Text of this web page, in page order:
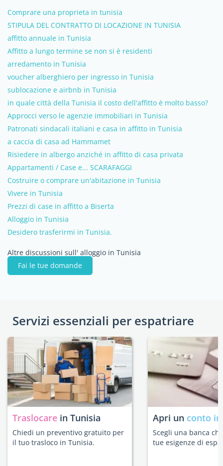
Comprare una proprieta in tunisia
STIPULA DEL CONTRATTO DI LOCAZIONE IN TUNISIA
affitto annuale in Tunisia
Affitto a lungo termine se non si è residenti
arredamento in Tunisia
voucher alberghiero per ingresso in Tunisia
sublocazione e airbnb in Tunisia
in quale città della Tunisia il costo dell'affitto è molto basso?
Approcci verso le agenzie immobiliari in Tunisia
Patronati sindacali italiani e casa in affitto in Tunisia
a caccia di casa ad Hammamet
Risiedere in albergo anziché in affitto di casa privata
Appartamenti / Case e... SCARAFAGGI
Costruire o comprare un'abitazione in Tunisia
Vivere in Tunisia
Prezzi di case in affitto a Biserta
Alloggio in Tunisia
Desidero trasferirmi in Tunisia.
Altre discussioni sull' alloggio in Tunisia
Fai le tue domande
Servizi essenziali per espatriare
Traslocare in Tunisia
Chiedi un preventivo gratuito per
il tuo trasloco in Tunisia.
Apri un conto
Scegli una banca
tue esigenze di